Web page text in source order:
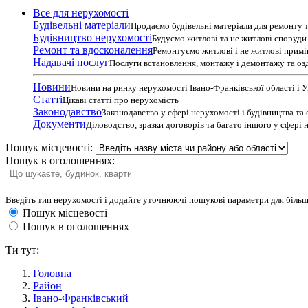
Все для нерухомості
Будівельні матеріалиПродаємо будівельні матеріали для ремонту
Будівництво нерухомостіБудуємо житлові та не житлові споруди
Ремонт та вдосконаленняРемонтуємо житлові і не житлові
Надавачі послугПослуги встановлення, монтажу і демонтажу та
НовиниНовини на ринку нерухомості Івано-Франківської області і
СтаттіЦікаві статті про нерухомість
ЗаконодавствоЗаконодавство у сфері нерухомості і будівництва
ДокументиДіловодство, зразки договорів та багато іншого у сфері
Пошук місцевості:
Пошук в оголошеннях:
Введіть тип нерухомості і додайте уточнюючі пошукові параметри для
Пошук місцевості
Пошук в оголошеннях
Ти тут:
Головна
Район
Івано-Франківський